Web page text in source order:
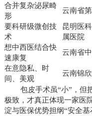
合并复杂泌尿畸
形
云南省
要科研级微创技
术
昆明医
属医院
想中西医结合快
速康复
云南省
在意隐私、时
间、美观
云南锦
包皮手术虽“小”，但
极致，才真正体现一家医
淀与医保优势担纲“安全